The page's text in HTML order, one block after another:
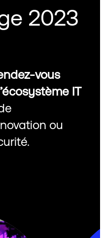
2023
vous
IT
ou